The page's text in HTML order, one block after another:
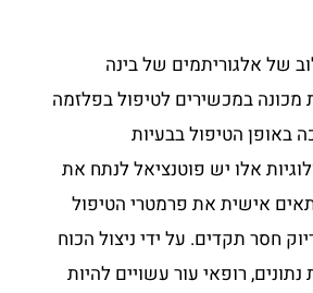
של אלגוריתמים של בינה
מכונה במכשירים לטיפול בפלזמה
באופן הטיפול בבעיות
אלו יש פוטנציאל לנתח את
אישית את פרמטרי הטיפול
חסר תקדים. על ידי ניצול הכוח
רופאי עור עשויים להיות